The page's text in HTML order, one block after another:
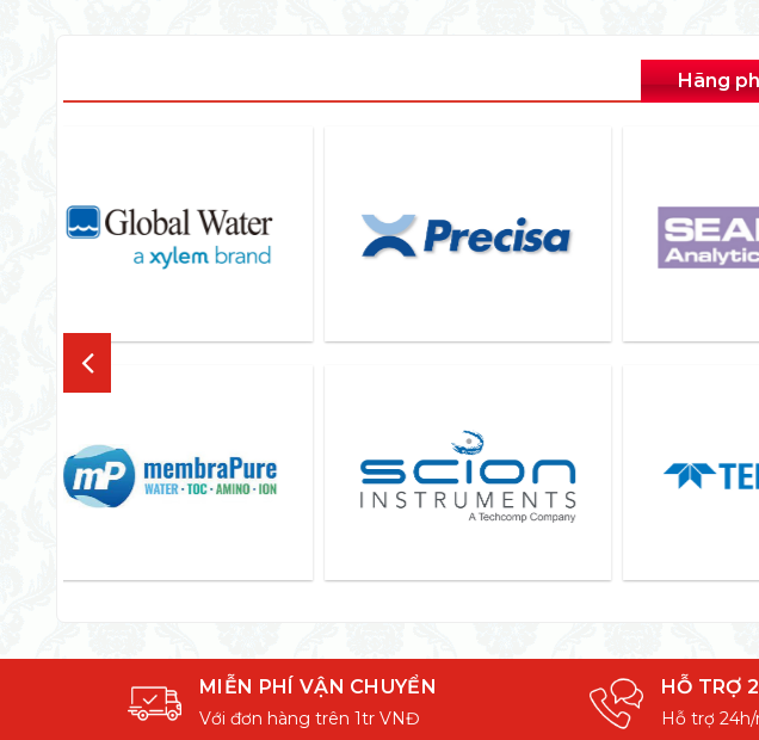
Hãng
MIỄN PHÍ VẬN CHUYỂN
Với đơn hàng trên 1tr VNĐ
HỖ TRỢ
Hỗ trợ